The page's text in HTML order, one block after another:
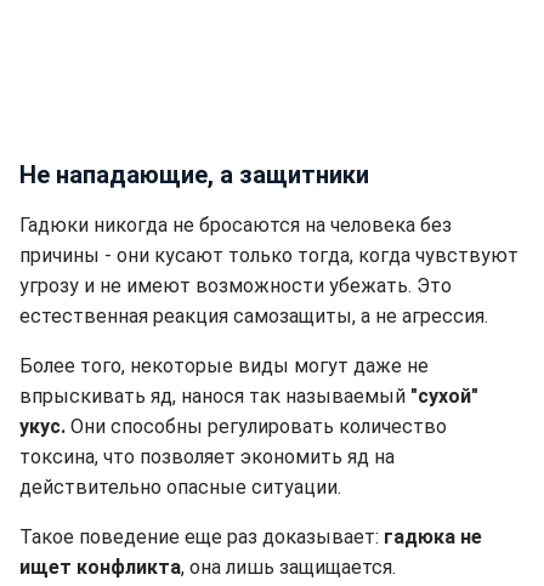
Не нападающие, а защитники
Гадюки никогда не бросаются на человека без
причины - они кусают только тогда, когда чувствуют
угрозу и не имеют возможности убежать. Это
естественная реакция самозащиты, а не агрессия.
Более того, некоторые виды могут даже не
впрыскивать яд, нанося так называемый "сухой"
укус. Они способны регулировать количество
токсина, что позволяет экономить яд на
действительно опасные ситуации.
Такое поведение еще раз доказывает: гадюка не
ищет конфликта, она лишь защищается.